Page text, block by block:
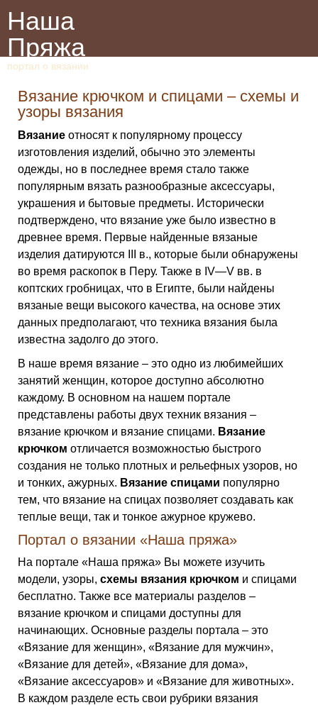
Наша
Пряжа
портал о вязании
Вязание крючком и спицами – схемы и
узоры вязания
Вязание относят к популярному процессу
изготовления изделий, обычно это элементы
одежды, но в последнее время стало также
популярным вязать разнообразные аксессуары,
украшения и бытовые предметы. Исторически
подтверждено, что вязание уже было известно в
древнее время. Первые найденные вязаные
изделия датируются III в., которые были обнаружены
во время раскопок в Перу. Также в IV—V вв. в
коптских гробницах, что в Египте, были найдены
вязаные вещи высокого качества, на основе этих
данных предполагают, что техника вязания была
известна задолго до этого.
В наше время вязание – это одно из любимейших
занятий женщин, которое доступно абсолютно
каждому. В основном на нашем портале
представлены работы двух техник вязания –
вязание крючком и вязание спицами. Вязание
крючком отличается возможностью быстрого
создания не только плотных и рельефных узоров, но
и тонких, ажурных. Вязание спицами популярно
тем, что вязание на спицах позволяет создавать как
теплые вещи, так и тонкое ажурное кружево.
Портал о вязании «Наша пряжа»
На портале «Наша пряжа» Вы можете изучить
модели, узоры, схемы вязания крючком и спицами
бесплатно. Также все материалы разделов –
вязание крючком и спицами доступны для
начинающих. Основные разделы портала – это
«Вязание для женщин», «Вязание для мужчин»,
«Вязание для детей», «Вязание для дома»,
«Вязание аксессуаров» и «Вязание для животных».
В каждом разделе есть свои рубрики вязания